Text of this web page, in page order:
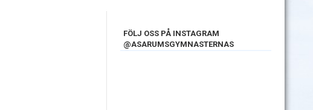
FÖLJ OSS PÅ INSTAGRAM
@ASARUMSGYMNASTERNAS